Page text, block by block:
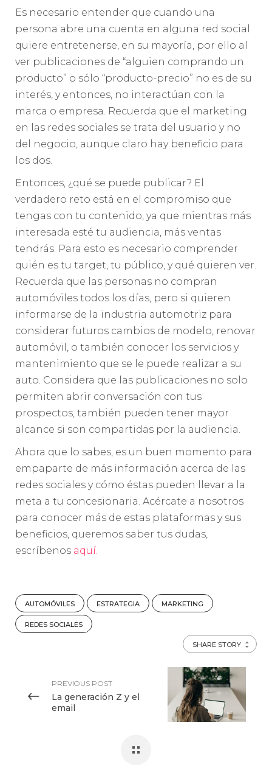
Es necesario entender que cuando una
persona abre una cuenta en alguna red social
quiere entretenerse, en su mayoría, por ello al
ver publicaciones de “alguien comprando un
producto” o sólo “producto-precio” no es de su
interés, y entonces, no interactúan con la
marca o empresa. Recuerda que el marketing
en las redes sociales se trata del usuario y no
del negocio, aunque claro hay beneficio para
los dos.
Entonces, ¿qué se puede publicar? El
verdadero reto está en el compromiso que
tengas con tu contenido, ya que mientras más
interesada esté tu audiencia, más ventas
tendrás. Para esto es necesario comprender
quién es tu target, tu público, y qué quieren ver.
Recuerda que las personas no compran
automóviles todos los días, pero si quieren
informarse de la industria automotriz para
considerar futuros cambios de modelo, renovar
automóvil, o también conocer los servicios y
mantenimiento que se le puede realizar a su
auto. Considera que las publicaciones no solo
permiten abrir conversación con tus
prospectos, también pueden tener mayor
alcance si son compartidas por la audiencia.
Ahora que lo sabes, es un buen momento para
empaparte de más información acerca de las
redes sociales y cómo éstas pueden llevar a la
meta a tu concesionaria. Acércate a nosotros
para conocer más de estas plataformas y sus
beneficios, queremos saber tus dudas,
escríbenos aquí.
AUTOMÓVILES ESTRATEGIA MARKETING
REDES SOCIALES
SHARE STORY
PREVIOUS POST
La generación Z y el
email